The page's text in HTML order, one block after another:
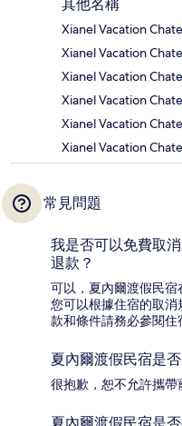
其他名稱
Xianel Vacation
Xianel Vacation
Xianel Vacation
Xianel Vacation
Xianel Vacation
Xianel Vacation
常見問題
我是否可以免費取
退款？
可以，夏內爾渡假民宿
您可以根據住宿的取
款和條件請務必參閱住
夏內爾渡假民宿是
很抱歉，恕不允許攜帶